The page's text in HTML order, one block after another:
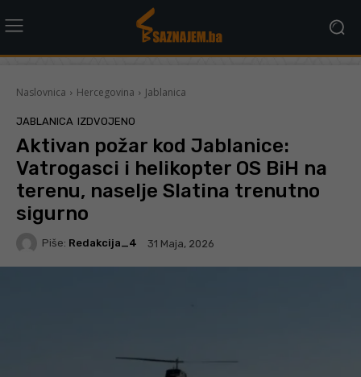
Naslovnica Hercegovina Jablanica
JABLANICA IZDVOJENO
Aktivan požar kod Jablanice:
Vatrogasci i helikopter OS BiH na
terenu, naselje Slatina trenutno
sigurno
Piše: Redakcija_4 31 Maja, 2026